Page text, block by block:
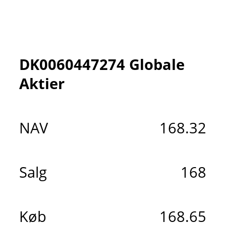
DK0060447274 Globale
Aktier
NAV 168.32
Salg 168
Køb 168.65